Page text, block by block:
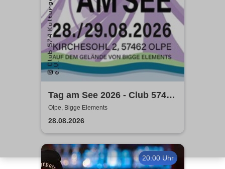
Tag am See 2026 - Club 574
präsentiert
Olpe, Bigge Elements
28.08.2026
20:00 Uhr